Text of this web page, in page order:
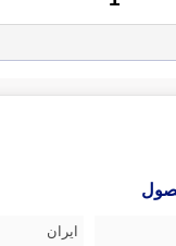
ایران